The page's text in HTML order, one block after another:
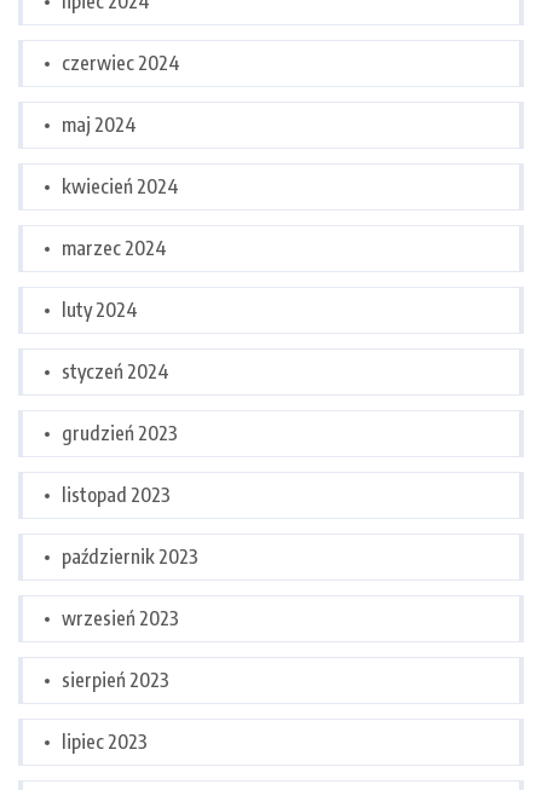
czerwiec 2024
maj 2024
kwiecień 2024
marzec 2024
luty 2024
styczeń 2024
grudzień 2023
listopad 2023
październik 2023
wrzesień 2023
sierpień 2023
lipiec 2023